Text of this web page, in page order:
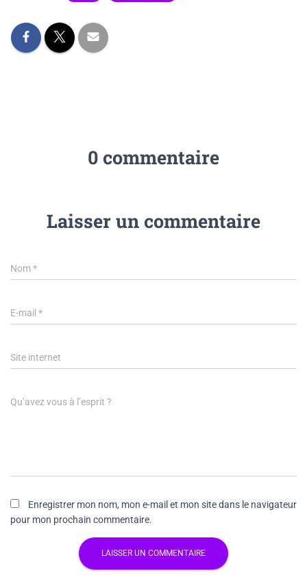
0 commentaire
Laisser un commentaire
Nom*
E-mail *
Site internet
Qu’avez vous à l’esprit ?
Enregistrer mon nom, mon e-mail et mon site dans le navigateur
pour mon prochain commentaire.